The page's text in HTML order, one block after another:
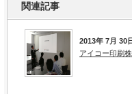
関連記事
2013年 7月 30
アイコー印刷